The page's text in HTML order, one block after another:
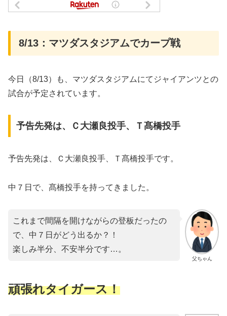
8/13：マツダスタジアムでカープ戦
今日（8/13）も、マツダスタジアムにてジャイアンツとの
試合が予定されています。
予告先発は、Ｃ大瀬良投手、Ｔ髙橋投手
予告先発は、Ｃ大瀬良投手、Ｔ髙橋投手です。
中７日で、髙橋投手を持ってきました。
父ちゃん
これまで間隔を開けながらの登板だったの
で、中７日がどう出るか？！
楽しみ半分、不安半分です…。
頑張れタイガース！